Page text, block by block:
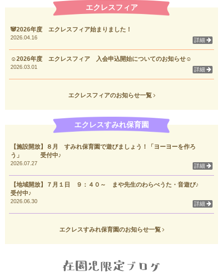
エクレスフィア
🐼2026年度 エクレスフィア始まりました！
2026.04.16 詳細
☺2026年度 エクレスフィア 入会申込開始についてのお知らせ☺
2026.03.01 詳細
エクレスフィアのお知らせ一覧
エクレスすみれ保育園
【施設開放】８月 すみれ保育園で遊びましょう！「ヨーヨーを作ろ
う」 受付中♪
2026.07.27 詳細
【地域開放】７月１日 ９：４０～ まや先生のわらべうた・音遊び♪
受付中♪
2026.06.30 詳細
エクレスすみれ保育園のお知らせ一覧